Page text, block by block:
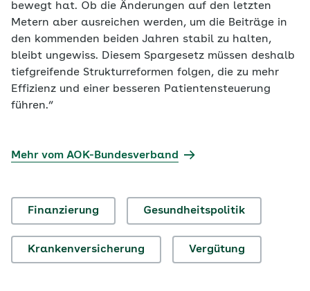
bewegt hat. Ob die Änderungen auf den letzten
Metern aber ausreichen werden, um die Beiträge in
den kommenden beiden Jahren stabil zu halten,
bleibt ungewiss. Diesem Spargesetz müssen deshalb
tiefgreifende Strukturreformen folgen, die zu mehr
Effizienz und einer besseren Patientensteuerung
führen.“
Mehr vom AOK-Bundesverband
Finanzierung Gesundheitspolitik
Krankenversicherung Vergütung